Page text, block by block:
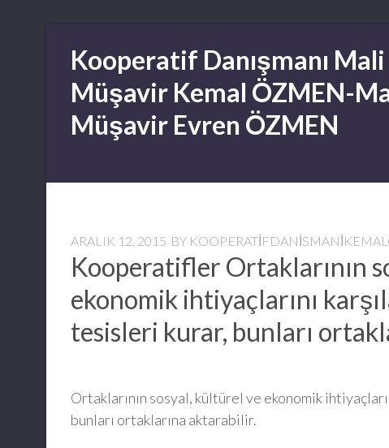
contentKooperatif Danışmanı Mali
Müşavir Kemal ÖZMEN-
Müşavir Evren ÖZMEN
ARALIK 12, 2015 BY
Kooperatifler Ortaklarının
ekonomik ihtiyaçlarını
tesisleri kurar, bunları
Ortaklarının sosyal, kültürel ve ekonomik
bunları ortaklarına aktarabilir.